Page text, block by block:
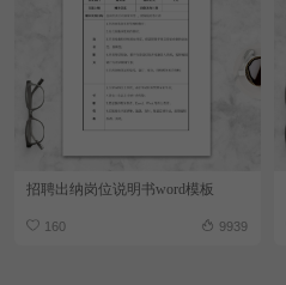
招聘出纳岗位说明书word模板
160 9939